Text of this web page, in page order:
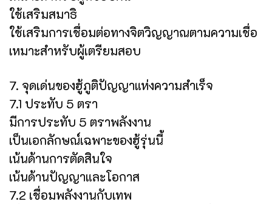
ใช้เสริมสมาธิ
ใช้เสริมการเชื่อมต่อทางจิตวิญญาณตามความเชื่อ
เหมาะสำหรับผู้เตรียมสอบ
7. จุดเด่นของฮู้ภูติปัญญาแห่งความสำเร็จ
7.1 ประทับ 5 ตรา
มีการประทับ 5 ตราพลังงาน
เป็นเอกลักษณ์เฉพาะของฮู้รุ่นนี้
เน้นด้านการตัดสินใจ
เน้นด้านปัญญาและโอกาส
7.2 เชื่อมพลังงานกับเทพ